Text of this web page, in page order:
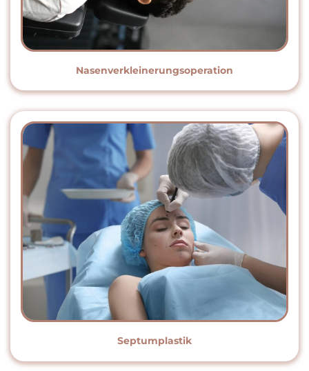
Nasenverkleinerungsoperation
Septumplastik